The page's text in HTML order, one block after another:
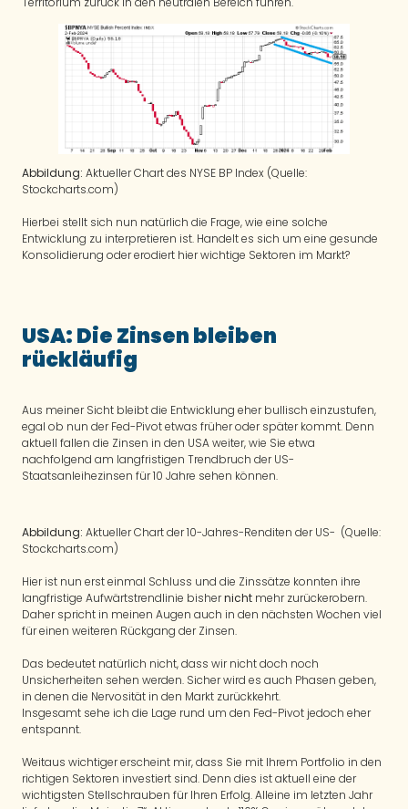
Abbildung: Aktueller Chart des NYSE BP Index (Quelle:
Stockcharts.com)
Hierbei stellt sich nun natürlich die Frage, wie eine solche
Entwicklung zu interpretieren ist. Handelt es sich um eine gesunde
Konsolidierung oder erodiert hier wichtige Sektoren im Markt?
USA: Die Zinsen bleiben
rückläufig
Aus meiner Sicht bleibt die Entwicklung eher bullisch einzustufen,
egal ob nun der Fed-Pivot etwas früher oder später kommt. Denn
aktuell fallen die Zinsen in den USA weiter, wie Sie etwa
nachfolgend am langfristigen Trendbruch der US-
Staatsanleihezinsen für 10 Jahre sehen können.
Abbildung: Aktueller Chart der 10-Jahres-Renditen der US- (Quelle:
Stockcharts.com)
Hier ist nun erst einmal Schluss und die Zinssätze konnten ihre
langfristige Aufwärtstrendlinie bishernicht mehr zurückerobern.
Daher spricht in meinen Augen auch in den nächsten Wochen viel
für einen weiteren Rückgang der Zinsen.
Das bedeutet natürlich nicht, dass wir nicht doch noch
Unsicherheiten sehen werden. Sicher wird es auch Phasen geben,
in denen die Nervosität in den Markt zurückkehrt.
Insgesamt sehe ich die Lage rund um den Fed-Pivot jedoch eher
entspannt.
Weitaus wichtiger erscheint mir, dass Sie mit Ihrem Portfolio in den
richtigen Sektoren investiert sind. Denn dies ist aktuell eine der
wichtigsten Stellschrauben für Ihren Erfolg. Alleine im letzten Jahr